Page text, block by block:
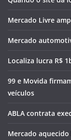
Mercado Livre
Mercado
Localiza lucra R$
99 e Movida
veículos
ABLA contrata
Mercado aquecido